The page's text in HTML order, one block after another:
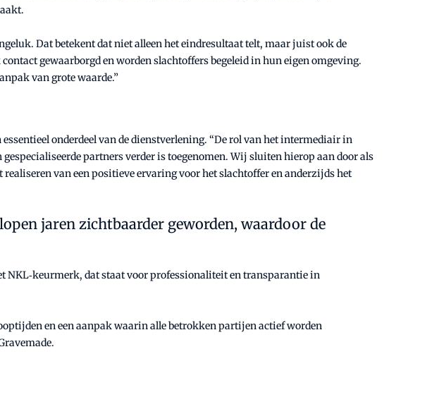
Dat betekent dat niet alleen het eindresultaat telt, maar juist ook de
gewaarborgd en worden slachtoffers begeleid in hun eigen omgeving.
van grote waarde.”
onderdeel van de dienstverlening. “De rol van het intermediair in
partners verder is toegenomen. Wij sluiten hierop aan door als
van een positieve ervaring voor het slachtoffer en anderzijds het
jaren zichtbaarder geworden, waardoor de
NKL‑keurmerk, dat staat voor professionaliteit en transparantie in
en een aanpak waarin alle betrokken partijen actief worden